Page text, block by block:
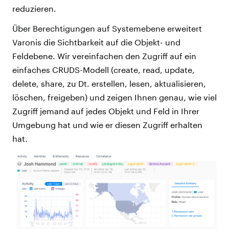
reduzieren.
Über Berechtigungen auf Systemebene erweitert
Varonis die Sichtbarkeit auf die Objekt- und
Feldebene. Wir vereinfachen den Zugriff auf ein
einfaches CRUDS-Modell (create, read, update,
delete, share, zu Dt. erstellen, lesen, aktualisieren,
löschen, freigeben) und zeigen Ihnen genau, wie viel
Zugriff jemand auf jedes Objekt und Feld in Ihrer
Umgebung hat und wie er diesen Zugriff erhalten
hat.